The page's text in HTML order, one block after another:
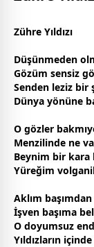
Zühre Yıldızı
Düşünmeden
Gözüm sensiz
Senden leziz bir
Dünya yönüne
O gözler
Menzilinde ne
Beynim bir kara
Yüreğim
Aklım
İşven başıma
O doyumsuz
Yıldızların